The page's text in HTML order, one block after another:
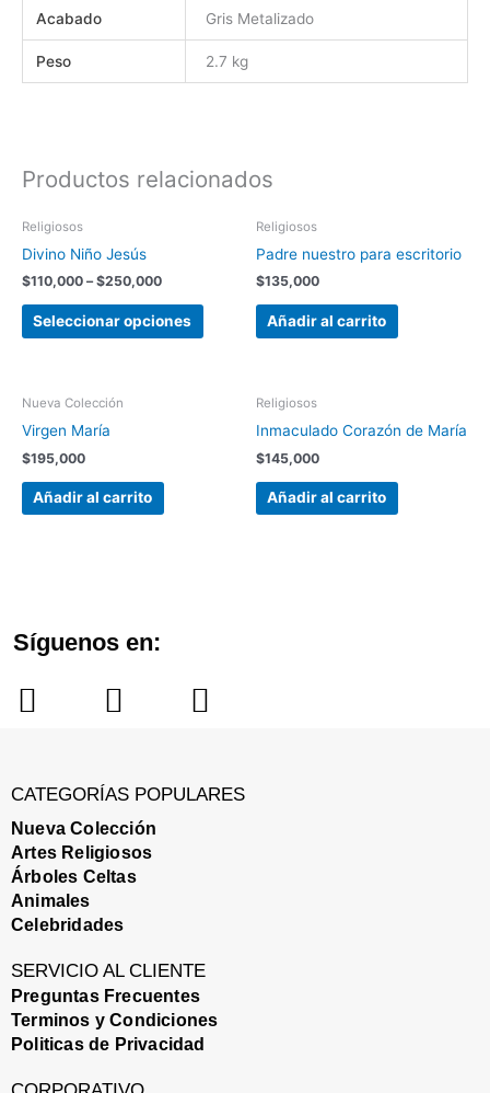
Acabado Gris Metalizado
Peso 2.7 kg
Productos relacionados
Religiosos
Divino Niño Jesús
$110,000 –$250,000
Seleccionar opciones
múltiples
variantes.
Las
Religiosos
Padre nuestro para escritorio
$135,000
Añadir al carrito
Nueva Colección
Virgen María
$195,000
Añadir al carrito
Religiosos
Inmaculado Corazón de María
$145,000
Añadir al carrito
Síguenos en:
I
t
a
g
r
a
m
F
e
b
o
o
k
P
t
t
CATEGORÍAS POPULARES
Nueva Colección
Artes Religiosos
Árboles Celtas
Animales
Celebridades
SERVICIO AL CLIENTE
Preguntas Frecuentes
Terminos y Condiciones
Politicas de Privacidad